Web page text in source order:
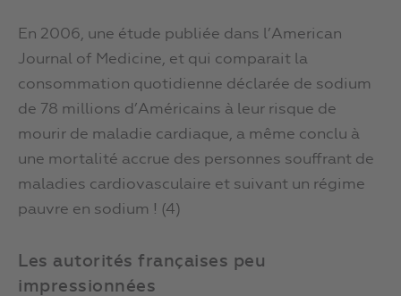
En 2006, une étude publiée dans l’American
Journal of Medicine, et qui comparait la
consommation quotidienne déclarée de sodium
de 78 millions d’Américains à leur risque de
mourir de maladie cardiaque, a même conclu à
une mortalité accrue des personnes souffrant de
maladies cardiovasculaire et suivant un régime
pauvre en sodium ! (4)
Les autorités françaises peu
impressionnées